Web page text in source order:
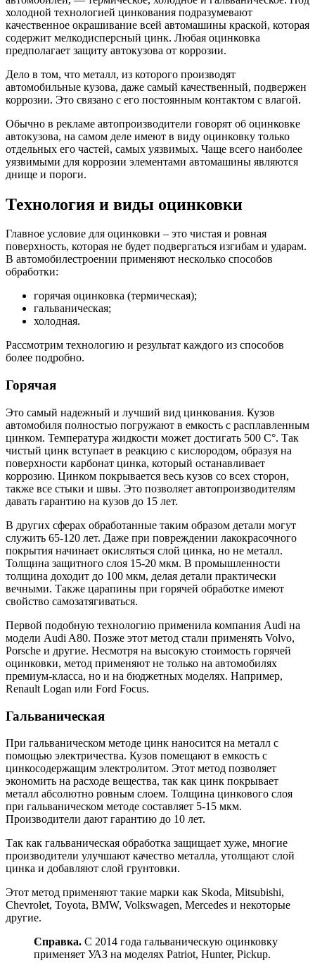
холодной технологией цинкования подразумевают
качественное окрашивание всей автомашины краской, которая
содержит мелкодисперсный цинк. Любая оцинковка
предполагает защиту автокузова от коррозии.
Дело в том, что металл, из которого производят
автомобильные кузова, даже самый качественный, подвержен
коррозии. Это связано с его постоянным контактом с влагой.
Обычно в рекламе автопроизводители говорят об оцинковке
автокузова, на самом деле имеют в виду оцинковку только
отдельных его частей, самых уязвимых. Чаще всего наиболее
уязвимыми для коррозии элементами автомашины являются
днище и пороги.
Технология и виды оцинковки
Главное условие для оцинковки – это чистая и ровная
поверхность, которая не будет подвергаться изгибам и ударам.
В автомобилестроении применяют несколько способов
обработки:
горячая оцинковка (термическая);
гальваническая;
холодная.
Рассмотрим технологию и результат каждого из способов
более подробно.
Горячая
Это самый надежный и лучший вид цинкования. Кузов
автомобиля полностью погружают в емкость с расплавленным
цинком. Температура жидкости может достигать 500 C°. Так
чистый цинк вступает в реакцию с кислородом, образуя на
поверхности карбонат цинка, который останавливает
коррозию. Цинком покрывается весь кузов со всех сторон,
также все стыки и швы. Это позволяет автопроизводителям
давать гарантию на кузов до 15 лет.
В других сферах обработанные таким образом детали могут
служить 65-120 лет. Даже при повреждении лакокрасочного
покрытия начинает окисляться слой цинка, но не металл.
Толщина защитного слоя 15-20 мкм. В промышленности
толщина доходит до 100 мкм, делая детали практически
вечными. Также царапины при горячей обработке имеют
свойство самозатягиваться.
Первой подобную технологию применила компания Audi на
модели Audi A80. Позже этот метод стали применять Volvo,
Porsche и другие. Несмотря на высокую стоимость горячей
оцинковки, метод применяют не только на автомобилях
премиум-класса, но и на бюджетных моделях. Например,
Renault Logan или Ford Focus.
Гальваническая
При гальваническом методе цинк наносится на металл с
помощью электричества. Кузов помещают в емкость с
цинкосодержащим электролитом. Этот метод позволяет
экономить на расходе вещества, так как цинк покрывает
металл абсолютно ровным слоем. Толщина цинкового слоя
при гальваническом методе составляет 5-15 мкм.
Производители дают гарантию до 10 лет.
Так как гальваническая обработка защищает хуже, многие
производители улучшают качество металла, утолщают слой
цинка и добавляют слой грунтовки.
Этот метод применяют такие марки как Skoda, Mitsubishi,
Chevrolet, Toyota, BMW, Volkswagen, Mercedes и некоторые
другие.
Справка. С 2014 года гальваническую оцинковку
применяет УАЗ на моделях Patriot, Hunter, Pickup.